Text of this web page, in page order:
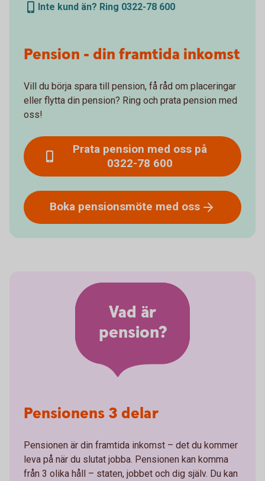
Pension - din framtida inkomst
Vill du börja spara till pension, få råd om placeringar
eller flytta din pension? Ring och prata pension med
oss!
Prata pension med oss på
0322-78 600
Boka pensionsmöte med oss
Inte kund än? Ring 0322-78 600
Vad är
pension?
Pensionens 3 delar
Pensionen är din framtida inkomst – det du kommer
leva på när du slutat jobba. Pensionen kan komma
från 3 olika håll – staten, jobbet och dig själv. Du kan